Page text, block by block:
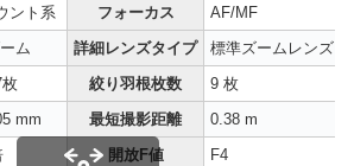
ント系 フォーカス
AF/MF
ム 詳細レンズタイプ
標準ズームレンズ
枚 絞り羽根枚数
9 枚
mm 最短撮影距離
0.38 m
開放F値
F4